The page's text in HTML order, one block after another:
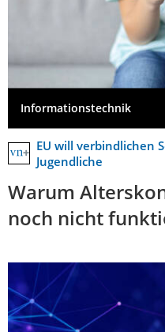
Informationstechnik
EU will verbindlichen
Jugendliche
Warum
noch nicht